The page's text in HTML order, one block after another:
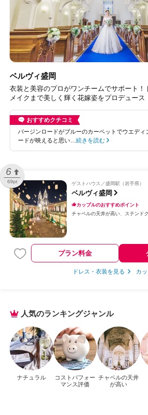
ベルヴィ盛岡
衣装と美容のプロがワンチームでサポート！
メイクまで美しく輝く花嫁姿をプロデュース
おすすめクチコミ
バージンロードがブルーのカーペットでウエディ
ードが映えると思い…続きを読む
6
69pt ゲストハウス 盛岡駅（岩手県）
ベルヴィ盛岡
カップルのおすすめポイント
チャペルの天井が高い
ステンド
プラン料金
ドレス・衣装を見る カ
人気のランキングジャンル
ナチュラル
コストパフォー
マンス評価
チャペルの天井
が高い